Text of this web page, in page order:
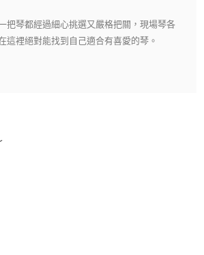
把琴都經過細心挑選又嚴格把關，現場琴各
這裡絕對能找到自己適合有喜愛的琴。